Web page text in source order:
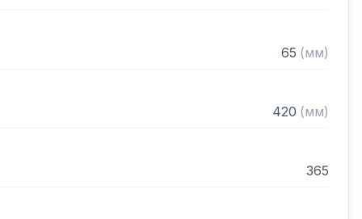
65 (мм)
420 (мм)
365